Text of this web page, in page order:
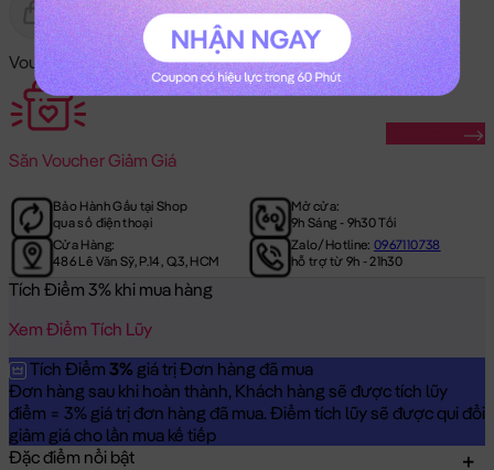
Gửi Tặng Hết Hàng
Voucher Mã Khuyến Mãi:
Săn Voucher Giảm Giá
Bảo Hành Gấu tại Shop
qua số điện thoại
Mở cửa:
9h Sáng - 9h30 Tối
Cửa Hàng:
486 Lê Văn Sỹ, P.14, Q.3, HCM
Zalo/Hotline:0967110738
hỗ trợ từ 9h - 21h30
Tích Điểm 3% khi mua hàng
Xem Điểm Tích Lũy
Tích Điểm 3% giá trị Đơn hàng đã mua
Đơn hàng sau khi hoàn thành, Khách hàng sẽ được tích lũy
điểm = 3% giá trị đơn hàng đã mua. Điểm tích lũy sẽ được qui đổi
giảm giá cho lần mua kế tiếp
Đặc điểm nổi bật